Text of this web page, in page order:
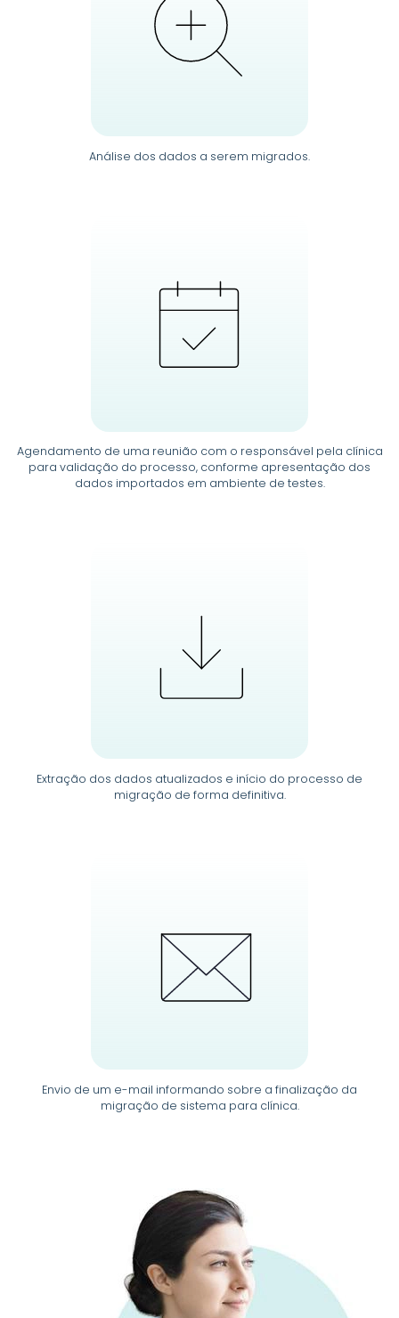
Análise dos dados a serem migrados.
Agendamento de uma reunião com o responsável pela clínica
para validação do processo, conforme apresentação dos
dados importados em ambiente de testes.
Extração dos dados atualizados e início do processo de
migração de forma definitiva.
Envio de um e-mail informando sobre a finalização da
migração de sistema para clínica.